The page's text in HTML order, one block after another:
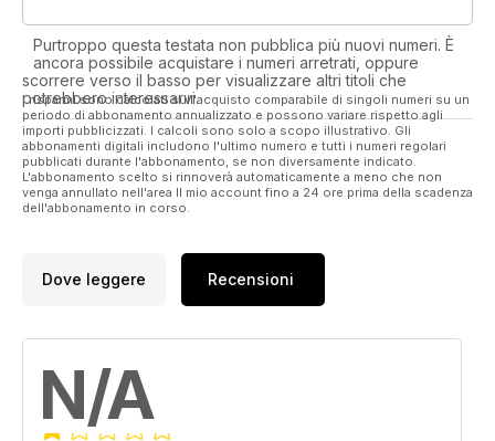
Purtroppo questa testata non pubblica più nuovi numeri. È
ancora possibile acquistare i numeri arretrati, oppure
scorrere verso il basso per visualizzare altri titoli che
potrebbero interessarvi.
I risparmi sono calcolati sull'acquisto comparabile di singoli numeri su un
periodo di abbonamento annualizzato e possono variare rispetto agli
importi pubblicizzati. I calcoli sono solo a scopo illustrativo. Gli
abbonamenti digitali includono l'ultimo numero e tutti i numeri regolari
pubblicati durante l'abbonamento, se non diversamente indicato.
L'abbonamento scelto si rinnoverà automaticamente a meno che non
venga annullato nell'area Il mio account fino a 24 ore prima della scadenza
dell'abbonamento in corso.
Dove leggere Recensioni
N/A